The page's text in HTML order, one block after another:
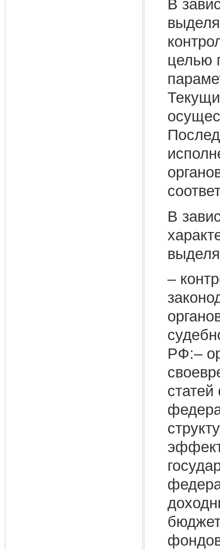
В
целью
В
–
РФ:–